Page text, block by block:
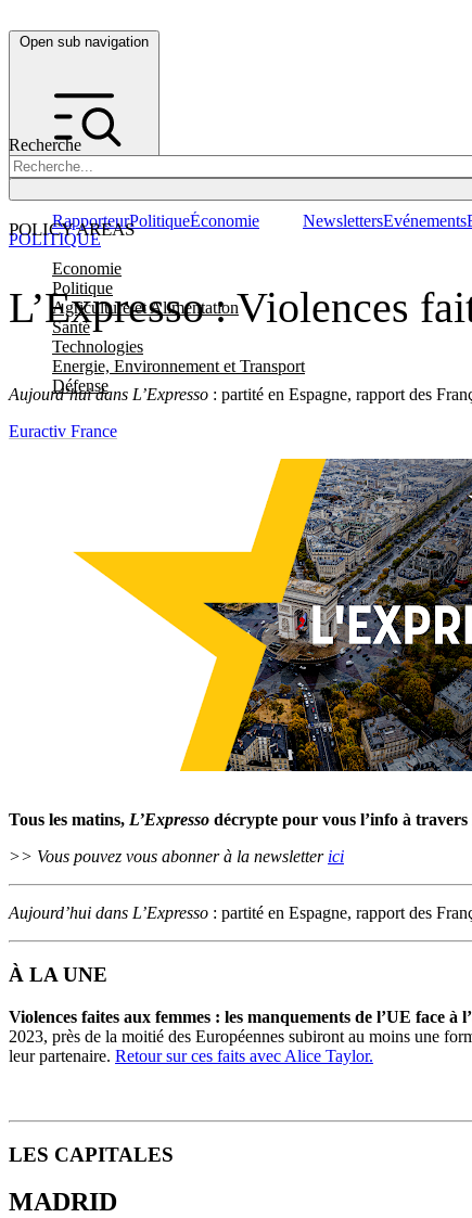
Open sub navigation
Recherche
POLICY AREAS
Economie
Politique
Agriculture et Alimentation
Santé
Technologies
Energie, Environnement et Transport
Défense
RapporteurPolitiqueÉconomie NewslettersEvénements
L’Expresso : Violences
Aujourd’hui dans L’Expresso : partité en Espagne, rapport des
POLITIQUE
Euractiv France
Tous les matins, L’Expresso décrypte pour vous l’info à travers
>> Vous pouvez vous abonner à la newsletter ici
Aujourd’hui dans L’Expresso : partité en Espagne, rapport des
À LA UNE
Violences faites aux femmes : les manquements de l’UE face à
2023, près de la moitié des Européennes subiront au moins une
leur partenaire. Retour sur ces faits avec Alice Taylor.
LES CAPITALES
MADRID